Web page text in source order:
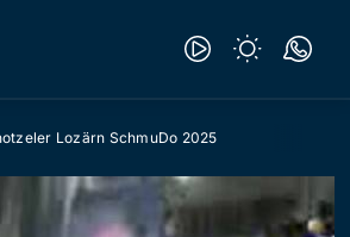
Lozärn SchmuDo 2025